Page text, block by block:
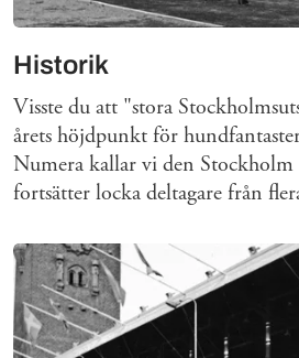
Historik
Visste du att "stora
årets höjdpunkt för
Numera kallar vi den Stockholm
fortsätter locka deltagare från